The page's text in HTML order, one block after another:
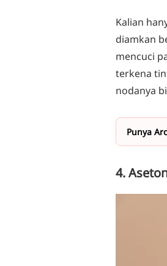
Kalian
diamkan
mencuci
terkena
nodanya
Punya
4.